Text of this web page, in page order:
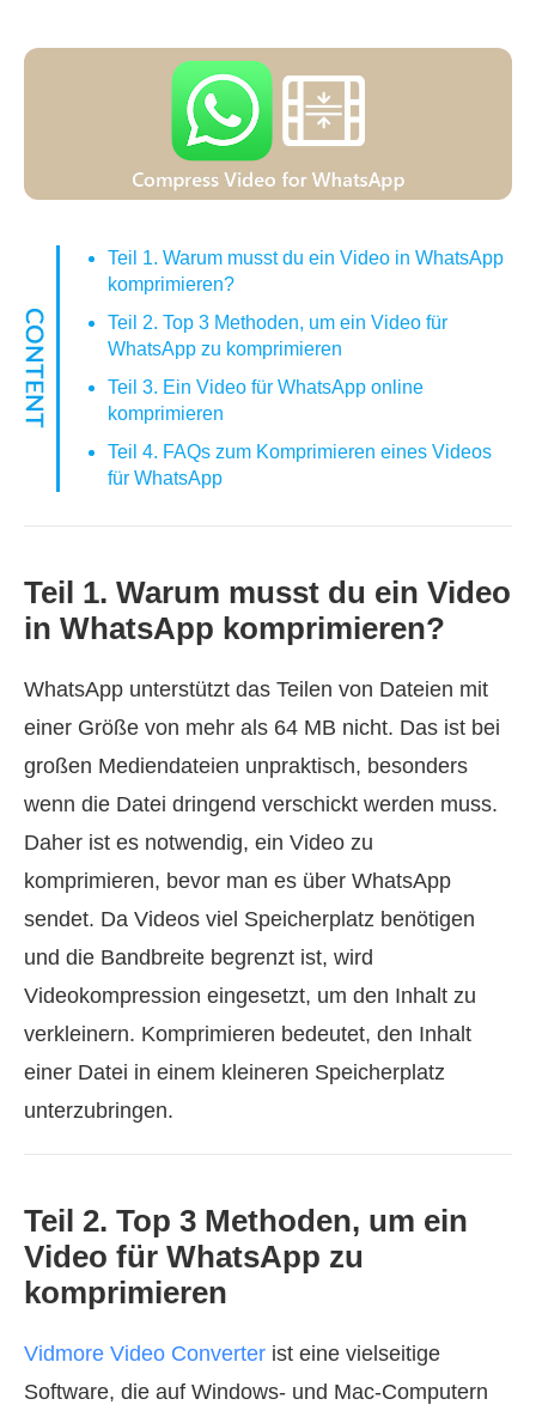
Teil 1. Warum musst du ein Video in WhatsApp
komprimieren?
Teil 2. Top 3 Methoden, um ein Video für
WhatsApp zu komprimieren
Teil 3. Ein Video für WhatsApp online
komprimieren
Teil 4. FAQs zum Komprimieren eines Videos
für WhatsApp
Teil 1. Warum musst du ein Video
in WhatsApp komprimieren?
WhatsApp unterstützt das Teilen von Dateien mit
einer Größe von mehr als 64 MB nicht. Das ist bei
großen Mediendateien unpraktisch, besonders
wenn die Datei dringend verschickt werden muss.
Daher ist es notwendig, ein Video zu
komprimieren, bevor man es über WhatsApp
sendet. Da Videos viel Speicherplatz benötigen
und die Bandbreite begrenzt ist, wird
Videokompression eingesetzt, um den Inhalt zu
verkleinern. Komprimieren bedeutet, den Inhalt
einer Datei in einem kleineren Speicherplatz
unterzubringen.
Teil 2. Top 3 Methoden, um ein
Video für WhatsApp zu
komprimieren
Vidmore Video Converter ist eine vielseitige
Software, die auf Windows‑ und Mac‑Computern